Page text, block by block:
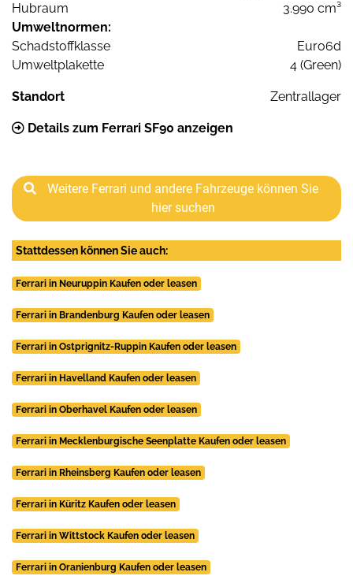
Hubraum
3.990 cm³
Umweltnormen:
Schadstoffklasse
Euro6d
Umweltplakette
4 (Green)
Standort Zentrallager
Details zum Ferrari SF90 anzeigen
Weitere Ferrari und andere Fahrzeuge können Sie
hier suchen
Stattdessen können Sie auch:
Ferrari in Neuruppin Kaufen oder leasen
Ferrari in Brandenburg Kaufen oder leasen
Ferrari in Ostprignitz-Ruppin Kaufen oder leasen
Ferrari in Havelland Kaufen oder leasen
Ferrari in Oberhavel Kaufen oder leasen
Ferrari in Mecklenburgische Seenplatte Kaufen oder leasen
Ferrari in Rheinsberg Kaufen oder leasen
Ferrari in Küritz Kaufen oder leasen
Ferrari in Wittstock Kaufen oder leasen
Ferrari in Oranienburg Kaufen oder leasen